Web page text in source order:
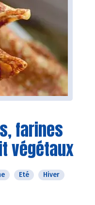
farines
végétaux
Eté
Hiver